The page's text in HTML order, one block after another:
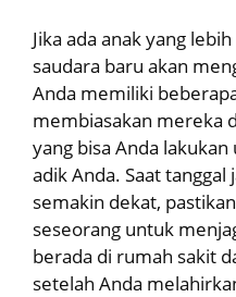
Jika ada anak yang
saudara baru akan
Anda memiliki
membiasakan mereka
yang bisa Anda
adik Anda. Saat
semakin dekat,
seseorang untuk
berada di rumah sakit
setelah Anda